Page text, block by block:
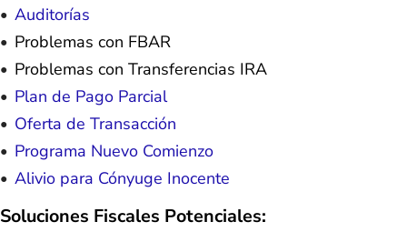
Auditorías
Problemas con FBAR
Problemas con Transferencias IRA
Plan de Pago Parcial
Oferta de Transacción
Programa Nuevo Comienzo
Alivio para Cónyuge Inocente
Soluciones Fiscales Potenciales: